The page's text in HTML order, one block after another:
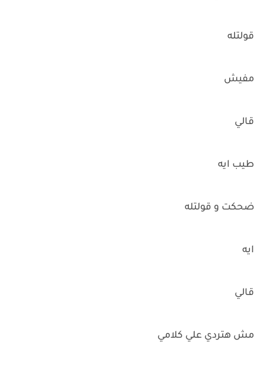
قولتله
مفيش
قالي
طيب ايه
ضحكت و قولتله
ايه
قالي
مش هتردي علي كلامي